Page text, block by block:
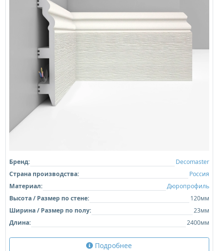
Бренд:
Decomaster
Страна производства:
Россия
Материал:
Дюропрофиль
Высота / Размер по стене:
120мм
Ширина / Размер по полу:
23мм
Длина:
2400мм
Подробнее